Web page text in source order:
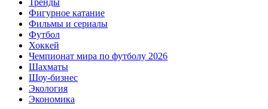
Фигурное катание
Фильмы и сериалы
Футбол
Хоккей
Чемпионат мира по футболу 2026
Шахматы
Шоу-бизнес
Экология
Экономика